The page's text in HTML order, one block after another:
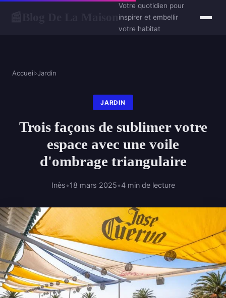
Votre quotidien pour
inspirer et embellir
votre habitat
Accueil›Jardin
JARDIN
Trois façons de sublimer votre
espace avec une voile
d'ombrage triangulaire
Inès•18 mars 2025•4 min de lecture